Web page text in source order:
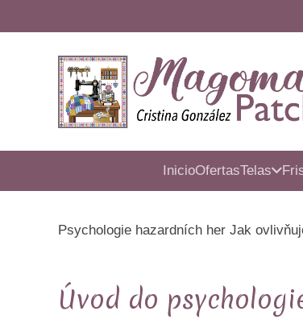
InicioOfertasTelas
Psychologie hazardních her Jak
Úvod do